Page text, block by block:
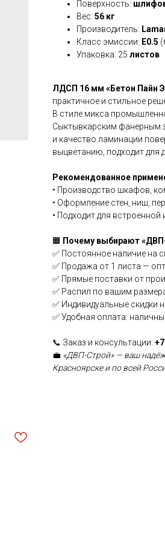
Поверхность:
Вес: 56 кг
Производитель:
Класс эмиссии: Е0.5
Упаковка: 25 листов
ЛДСП 16 мм «Бетон Пайн
практичное и стильное
В стиле микса
Сыктывкарским фанерным
и качество ламинации
выцветанию, подходит для
Рекомендованное
• Производство шкафов,
• Оформление стен, ниш,
• Подходит для
🟧 Почему выбирают
✅ Постоянное наличие на
✅ Продажа от 1 листа —
✅ Прямые поставки от
✅ Распил по вашим
✅ Индивидуальные скидки
✅ Удобная оплата:
📞 Заказ и консультации:
💼 «ДВП-Строй» — ваш
Красноярске и по всей